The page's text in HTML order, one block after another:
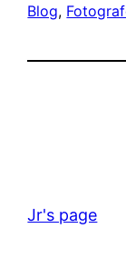
Blog,
Jr's page